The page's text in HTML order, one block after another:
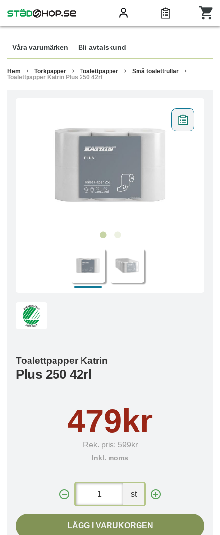
Våra varumärken Bli avtalskund
Hem Torkpapper Toalettpapper
Små toalettrullar
Toalettpapper Katrin Plus 250 42rl
Toalettpapper Katrin
Plus 250 42rl
479kr
Rek. pris: 599kr
Inkl. moms
st
LÄGG I VARUKORGEN